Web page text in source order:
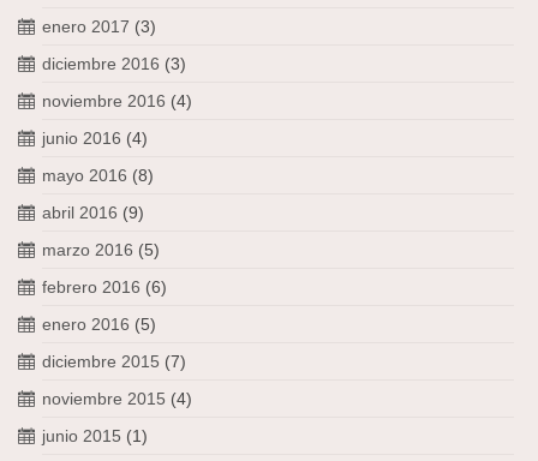
enero 2017 (3)
diciembre 2016 (3)
noviembre 2016 (4)
junio 2016 (4)
mayo 2016 (8)
abril 2016 (9)
marzo 2016 (5)
febrero 2016 (6)
enero 2016 (5)
diciembre 2015 (7)
noviembre 2015 (4)
junio 2015 (1)